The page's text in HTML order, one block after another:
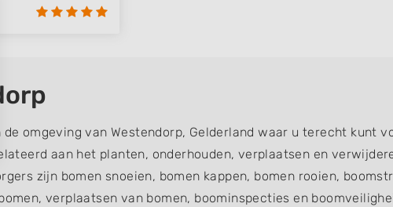
omgeving van Westendorp, Gelderland waar u terecht kunt
aan het planten, onderhouden, verplaatsen en
zijn bomen snoeien, bomen kappen, bomen rooien,
verplaatsen van bomen, boominspecties en